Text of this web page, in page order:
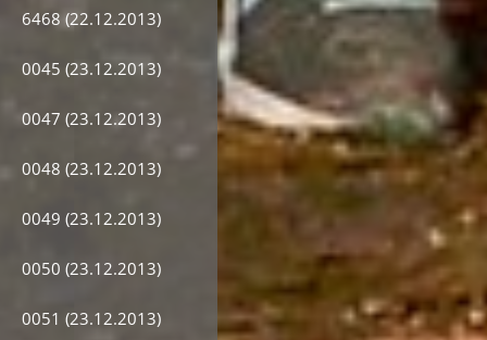
6468 (22.12.2013)
0045 (23.12.2013)
0047 (23.12.2013)
0048 (23.12.2013)
0049 (23.12.2013)
0050 (23.12.2013)
0051 (23.12.2013)